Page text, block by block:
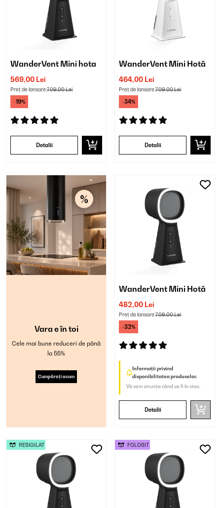
WanderVent Mini hota
569,00 Lei
Preț de lansare:709,00 Lei
-19%
Detalii
WanderVent Mini Hotă
464,00 Lei
Preț de lansare:709,00 Lei
-34%
Detalii
Vara e în toi
Cele mai bune reduceri de până
la 55%
Cumpărați acum
WanderVent Mini Hotă
482,00 Lei
Preț de lansare:709,00 Lei
-32%
Informații privind
disponibilitatea produselor.
Vă vom anunța când va fi în stoc.
Detalii
RESIGILAT FOLOSIT